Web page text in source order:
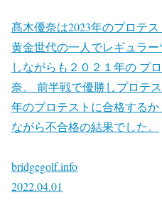
髙木優奈は2023年のプロテス
黄金世代の一人でレギュラ
しながらも２０２１年の プ
奈。 前半戦で優勝しプロテ
年のプロテストに合格する
ながら不合格の結果でした。
bridgegolf.info
2022.04.01